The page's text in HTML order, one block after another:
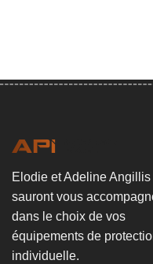
Elodie et Adeline Angillis
sauront vous
dans le choix de vos
équipements de
individuelle.